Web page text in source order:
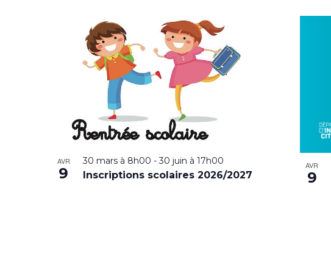
AVR
9
30 mars à 8h00 -30 juin à 17h00
Inscriptions scolaires 2026/2027
AVR
9